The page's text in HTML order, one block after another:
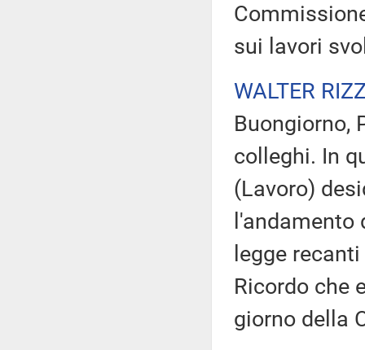
sui lavori
WALTER
Buongiorno,
colleghi. In
(Lavoro)
legge
Ricordo che
giorno della